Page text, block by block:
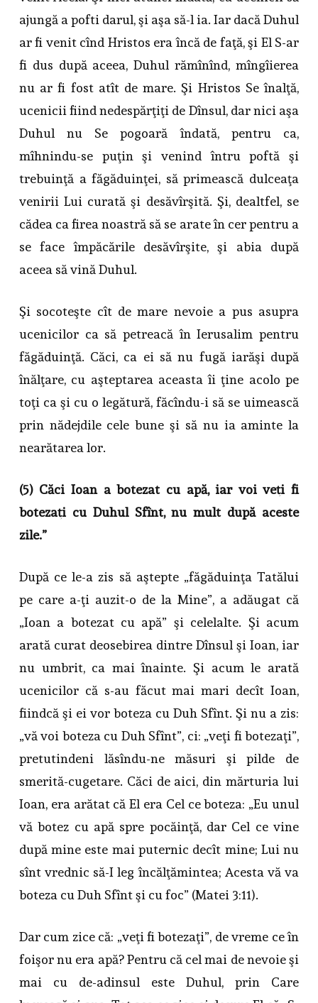
ajungă a pofti darul, şi aşa să-l ia. Iar dacă Duhul
ar fi venit cînd Hristos era încă de faţă, şi El S-ar
fi dus după aceea, Duhul rămînînd, mîngîierea
nu ar fi fost atît de mare. Şi Hristos Se înalţă,
ucenicii fiind nedespărţiţi de Dînsul, dar nici aşa
Duhul nu Se pogoară îndată, pentru ca,
mîhnindu-se puţin şi venind întru poftă şi
trebuinţă a făgăduinţei, să primească dulceaţa
venirii Lui curată şi desăvîrşită. Şi, dealtfel, se
cădea ca firea noastră să se arate în cer pentru a
se face împăcările desăvîrşite, şi abia după
aceea să vină Duhul.
Şi socoteşte cît de mare nevoie a pus asupra
ucenicilor ca să petreacă în Ierusalim pentru
făgăduinţă. Căci, ca ei să nu fugă iarăşi după
înălţare, cu aşteptarea aceasta îi ţine acolo pe
toţi ca şi cu o legătură, făcîndu-i să se uimească
prin nădejdile cele bune şi să nu ia aminte la
nearătarea lor.
(5) Căci Ioan a botezat cu apă, iar voi veţi fi
botezaţi cu Duhul Sfînt, nu mult după aceste
zile.”
După ce le-a zis să aştepte „făgăduinţa Tatălui
pe care a-ţi auzit-o de la Mine”, a adăugat că
„Ioan a botezat cu apă” şi celelalte. Şi acum
arată curat deosebirea dintre Dînsul şi Ioan, iar
nu umbrit, ca mai înainte. Şi acum le arată
ucenicilor că s-au făcut mai mari decît Ioan,
fiindcă şi ei vor boteza cu Duh Sfînt. Şi nu a zis:
„vă voi boteza cu Duh Sfînt”, ci: „veţi fi botezaţi”,
pretutindeni lăsîndu-ne măsuri şi pilde de
smerită-cugetare. Căci de aici, din mărturia lui
Ioan, era arătat că El era Cel ce boteza: „Eu unul
vă botez cu apă spre pocăinţă, dar Cel ce vine
după mine este mai puternic decît mine; Lui nu
sînt vrednic să-I leg încălţămintea; Acesta vă va
boteza cu Duh Sfînt şi cu foc” (Matei 3:11).
Dar cum zice că: „veţi fi botezaţi”, de vreme ce în
foişor nu era apă? Pentru că cel mai de nevoie şi
mai cu de-adinsul este Duhul, prin Care